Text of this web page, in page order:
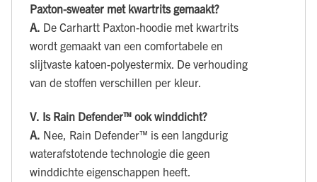
Paxton-sweater met kwartrits gemaakt?
A. De Carhartt Paxton-hoodie met kwartrits
wordt gemaakt van een comfortabele en
slijtvaste katoen-polyestermix. De verhouding
van de stoffen verschillen per kleur.
V. Is Rain Defender™ ook winddicht?
A. Nee, Rain Defender™ is een langdurig
waterafstotende technologie die geen
winddichte eigenschappen heeft.